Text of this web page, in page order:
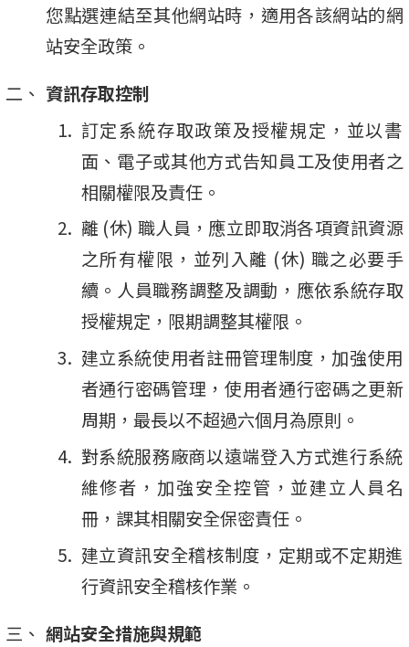
您點選連結至其他網站時，適用各該網站的網
站安全政策。
資訊存取控制
訂定系統存取政策及授權規定，並以書
面、電子或其他方式告知員工及使用者之
相關權限及責任。
離 (休) 職人員，應立即取消各項資訊資源
之所有權限，並列入離 (休) 職之必要手
續。人員職務調整及調動，應依系統存取
授權規定，限期調整其權限。
建立系統使用者註冊管理制度，加強使用
者通行密碼管理，使用者通行密碼之更新
周期，最長以不超過六個月為原則。
對系統服務廠商以遠端登入方式進行系統
維修者，加強安全控管，並建立人員名
冊，課其相關安全保密責任。
建立資訊安全稽核制度，定期或不定期進
行資訊安全稽核作業。
網站安全措施與規範